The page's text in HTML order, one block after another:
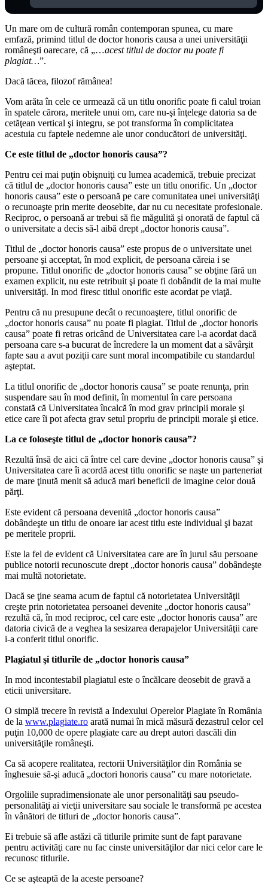
Un mare om de cultură român contemporan spunea, cu mare
emfază, primind titlul de doctor honoris causa a unei universităţii
româneşti oarecare, că „…acest titlul de doctor nu poate fi
plagiat…”.
Dacă tăcea, filozof rămânea!
Vom arăta în cele ce urmează că un titlu onorific poate fi calul troian
în spatele cărora, meritele unui om, care nu-şi înţelege datoria sa de
cetăţean vertical şi integru, se pot transforma în complicitatea
acestuia cu faptele nedemne ale unor conducători de universităţi.
Ce este titlul de „doctor honoris causa”?
Pentru cei mai puţin obişnuiţi cu lumea academică, trebuie precizat
că titlul de „doctor honoris causa” este un titlu onorific. Un „doctor
honoris causa” este o persoană pe care comunitatea unei universităţi
o recunoaşte prin merite deosebite, dar nu cu necesitate profesionale.
Reciproc, o persoană ar trebui să fie măgulită şi onorată de faptul că
o universitate a decis să-l aibă drept „doctor honoris causa”.
Titlul de „doctor honoris causa” este propus de o universitate unei
persoane şi acceptat, în mod explicit, de persoana căreia i se
propune. Titlul onorific de „doctor honoris causa” se obţine fără un
examen explicit, nu este retribuit şi poate fi dobândit de la mai multe
universităţi. In mod firesc titlul onorific este acordat pe viaţă.
Pentru că nu presupune decât o recunoaştere, titlul onorific de
„doctor honoris causa” nu poate fi plagiat. Titlul de „doctor honoris
causa” poate fi retras oricând de Universitatea care l-a acordat dacă
persoana care s-a bucurat de încredere la un moment dat a săvârşit
fapte sau a avut poziţii care sunt moral incompatibile cu standardul
aşteptat.
La titlul onorific de „doctor honoris causa” se poate renunţa, prin
suspendare sau în mod definit, în momentul în care persoana
constată că Universitatea încalcă în mod grav principii morale şi
etice care îi pot afecta grav setul propriu de principii morale şi etice.
La ce foloseşte titlul de „doctor honoris causa”?
Rezultă însă de aici că între cel care devine „doctor honoris causa” şi
Universitatea care îi acordă acest titlu onorific se naşte un parteneriat
de mare ţinută menit să aducă mari beneficii de imagine celor două
părţi.
Este evident că persoana devenită „doctor honoris causa”
dobândeşte un titlu de onoare iar acest titlu este individual şi bazat
pe meritele proprii.
Este la fel de evident că Universitatea care are în jurul său persoane
publice notorii recunoscute drept „doctor honoris causa” dobândeşte
mai multă notorietate.
Dacă se ţine seama acum de faptul că notorietatea Universităţii
creşte prin notorietatea persoanei devenite „doctor honoris causa”
rezultă că, în mod reciproc, cel care este „doctor honoris causa” are
datoria civică de a veghea la sesizarea derapajelor Universităţii care
i-a conferit titlul onorific.
Plagiatul şi titlurile de „doctor honoris causa”
In mod incontestabil plagiatul este o încălcare deosebit de gravă a
eticii uni­ver­sitare.
O simplă trecere în revistă a Indexului Operelor Plagiate în România
de la www.plagiate.ro arată numai în mică măsură dezastrul celor cel
puţin 10,000 de opere plagiate care au drept autori dascăli din
universităţile româneşti.
Ca să acopere realitatea, rectorii Universităţilor din România se
înghesuie să-şi aducă „doctori honoris causa” cu mare notorietate.
Orgoliile supradimensionate ale unor personalităţi sau pseudo-
personalităţi ai vieţii universitare sau sociale le transformă pe acestea
în vânători de titluri de „doctor honoris causa”.
Ei trebuie să afle astăzi că titlurile primite sunt de fapt paravane
pentru activităţi care nu fac cinste universităţilor dar nici celor care le
recunosc titlurile.
Ce se aşteaptă de la aceste persoane?